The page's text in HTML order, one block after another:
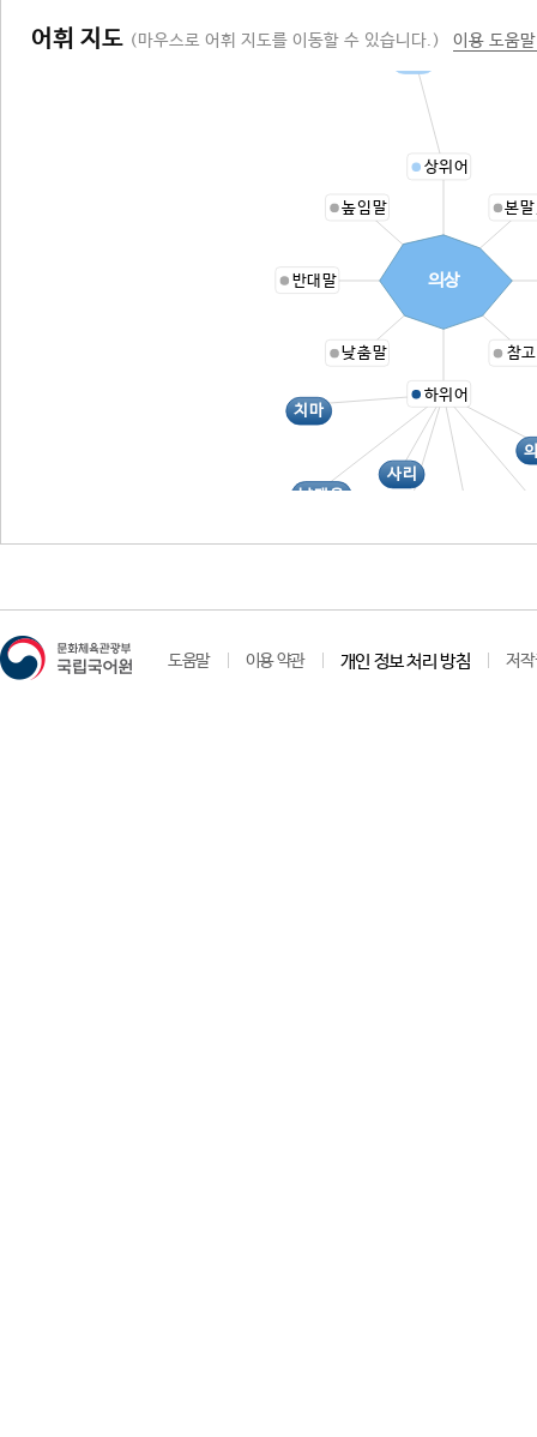
어휘 지도 (마우스로 어휘 지도를 이동할 수 있습니다.) 이용 도움
상위어
본
참
사리
기모노 도포
날개옷
치마
하위어
낮춤말
반대말
높임말
의상
도움말 이용 약관 개인 정보 처리 방침 저